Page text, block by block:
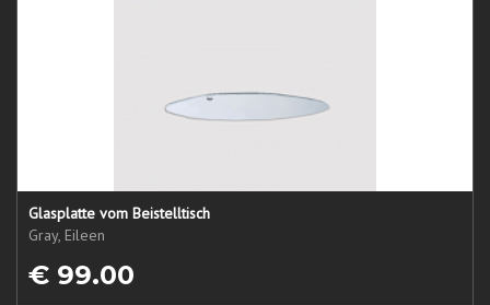
Glasplatte vom Beistelltisch
Gray, Eileen
€ 99.00